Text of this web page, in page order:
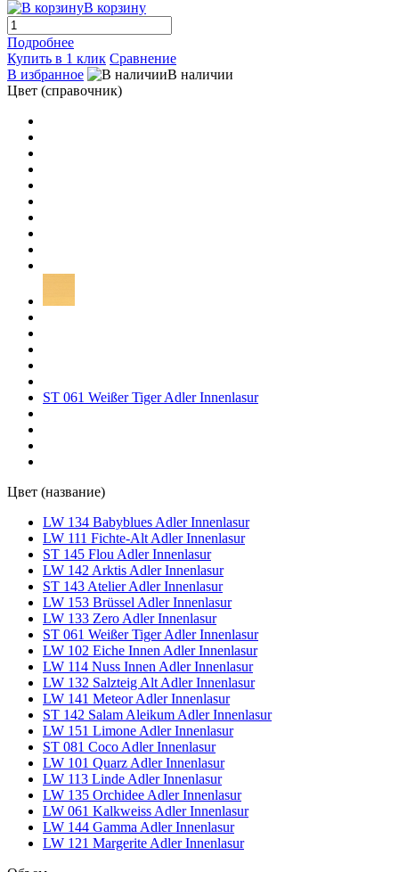
В корзину
Подробнее
Купить в 1 клик Сравнение
В избранное
В наличии
Цвет (справочник)
ST 061 Weißer Tiger Adler Innenlasur
Цвет (название)
LW 134 Babyblues Adler Innenlasur
LW 111 Fichte-Alt Adler Innenlasur
ST 145 Flou Adler Innenlasur
LW 142 Arktis Adler Innenlasur
ST 143 Atelier Adler Innenlasur
LW 153 Brüssel Adler Innenlasur
LW 133 Zero Adler Innenlasur
ST 061 Weißer Tiger Adler Innenlasur
LW 102 Eiche Innen Adler Innenlasur
LW 114 Nuss Innen Adler Innenlasur
LW 132 Salzteig Alt Adler Innenlasur
LW 141 Meteor Adler Innenlasur
ST 142 Salam Aleikum Adler Innenlasur
LW 151 Limone Adler Innenlasur
ST 081 Coco Adler Innenlasur
LW 101 Quarz Adler Innenlasur
LW 113 Linde Adler Innenlasur
LW 135 Orchidee Adler Innenlasur
LW 061 Kalkweiss Adler Innenlasur
LW 144 Gamma Adler Innenlasur
LW 121 Margerite Adler Innenlasur